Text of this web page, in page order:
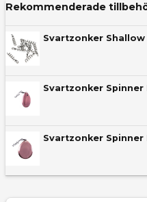
Rekommenderade
Svartzonker Shallow